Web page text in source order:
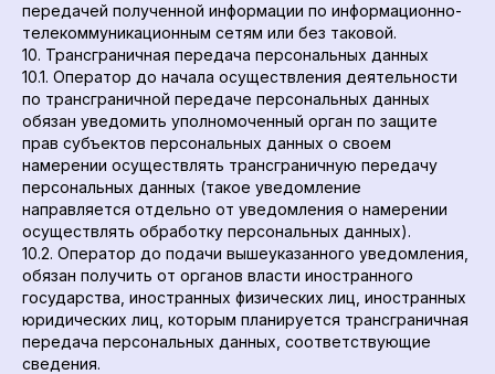
передачей полученной информации по информационно-
телекоммуникационным сетям или без таковой.
10. Трансграничная передача персональных данных
10.1. Оператор до начала осуществления деятельности
по трансграничной передаче персональных данных
обязан уведомить уполномоченный орган по защите
прав субъектов персональных данных о своем
намерении осуществлять трансграничную передачу
персональных данных (такое уведомление
направляется отдельно от уведомления о намерении
осуществлять обработку персональных данных).
10.2. Оператор до подачи вышеуказанного уведомления,
обязан получить от органов власти иностранного
государства, иностранных физических лиц, иностранных
юридических лиц, которым планируется трансграничная
передача персональных данных, соответствующие
сведения.